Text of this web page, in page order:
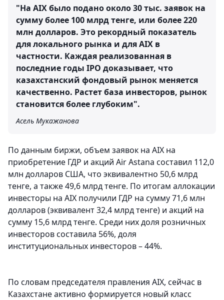
"На AIX было подано около 30 тыс. заявок на
сумму более 100 млрд тенге, или более 220
млн долларов. Это рекордный показатель
для локального рынка и для AIX в
частности. Каждая реализованная в
последние годы IPO доказывает, что
казахстанский фондовый рынок меняется
качественно. Растет база инвесторов, рынок
становится более глубоким".
Асель Мукажанова
По данным биржи, объем заявок на AIX на
приобретение ГДР и акций Air Astana составил 112,0
млн долларов США, что эквивалентно 50,6 млрд
тенге, а также 49,6 млрд тенге. По итогам аллокации
инвесторы на AIX получили ГДР на сумму 71,6 млн
долларов (эквивалент 32,4 млрд тенге) и акций на
сумму 15,6 млрд тенге. Среди них доля розничных
инвесторов составила 56%, доля
институциональных инвесторов – 44%.
По словам председателя правления AIX, сейчас в
Казахстане активно формируется новый класс